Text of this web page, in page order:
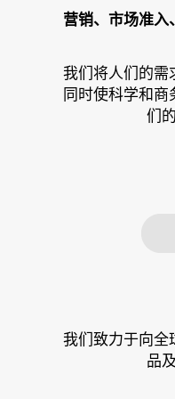
营销、市场准入
我们将人们的需
同时使科学和
们
我们致力于向全
品